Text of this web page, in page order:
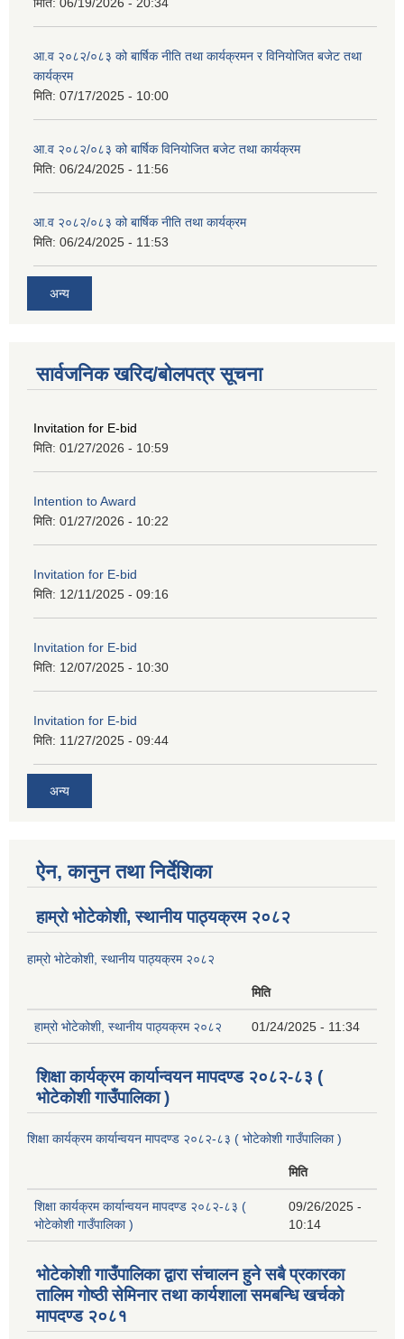
मिति: 06/19/2026 - 20:34
आ.व २०८२/०८३ को बार्षिक नीति तथा कार्यक्रमन र विनियोजित बजेट तथा
कार्यक्रम
मिति: 07/17/2025 - 10:00
आ.व २०८२/०८३ को बार्षिक विनियोजित बजेट तथा कार्यक्रम
मिति: 06/24/2025 - 11:56
आ.व २०८२/०८३ को बार्षिक नीति तथा कार्यक्रम
मिति: 06/24/2025 - 11:53
अन्य
सार्वजनिक खरिद/बोलपत्र सूचना
Invitation for E-bid
मिति: 01/27/2026 - 10:59
Intention to Award
मिति: 01/27/2026 - 10:22
Invitation for E-bid
मिति: 12/11/2025 - 09:16
Invitation for E-bid
मिति: 12/07/2025 - 10:30
Invitation for E-bid
मिति: 11/27/2025 - 09:44
अन्य
ऐन, कानुन तथा निर्देशिका
हाम्रो भोटेकोशी, स्थानीय पाठ्यक्रम २०८२
हाम्रो भोटेकोशी, स्थानीय पाठ्यक्रम २०८२
मिति
हाम्रो भोटेकोशी, स्थानीय पाठ्यक्रम २०८२ 01/24/2025 - 11:34
शिक्षा कार्यक्रम कार्यान्वयन मापदण्ड २०८२-८३ (
भोटेकोशी गाउँपालिका )
शिक्षा कार्यक्रम कार्यान्वयन मापदण्ड २०८२-८३ ( भोटेकोशी गाउँपालिका )
मिति
शिक्षा कार्यक्रम कार्यान्वयन मापदण्ड २०८२-८३ (
भोटेकोशी गाउँपालिका )
09/26/2025 -
10:14
भोटेकोशी गाउँपालिका द्वारा संचालन हुने सबै प्रकारका
तालिम गोष्ठी सेमिनार तथा कार्यशाला समबन्धि खर्चको
मापदण्ड २०८१